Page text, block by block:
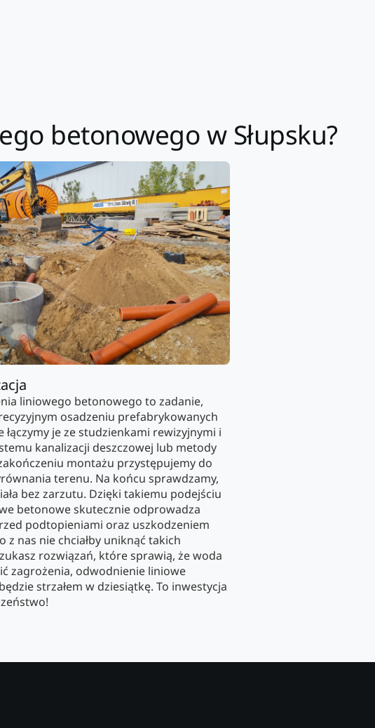
betonowego w Słupsku?
liniowego betonowego to zadanie,
osadzeniu prefabrykowanych
łączymy je ze studzienkami rewizyjnymi i
kanalizacji deszczowej lub metody
montażu przystępujemy do
terenu. Na końcu sprawdzamy,
bez zarzutu. Dzięki takiemu podejściu
betonowe skutecznie odprowadza
podtopieniami oraz uszkodzeniem
z nas nie chciałby uniknąć takich
rozwiązań, które sprawią, że woda
zagrożenia, odwodnienie liniowe
strzałem w dziesiątkę. To inwestycja